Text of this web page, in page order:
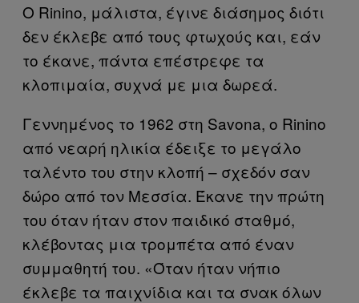
Ο Rinino, μάλιστα, έγινε διάσημος διότι
δεν έκλεβε από τους φτωχούς και, εάν
το έκανε, πάντα επέστρεφε τα
κλοπιμαία, συχνά με μια δωρεά.
Γεννημένος το 1962 στη Savona, ο Rinino
από νεαρή ηλικία έδειξε το μεγάλο
ταλέντο του στην κλοπή – σχεδόν σαν
δώρο από τον Μεσσία. Έκανε την πρώτη
του όταν ήταν στον παιδικό σταθμό,
κλέβοντας μια τρομπέτα από έναν
συμμαθητή του. «Όταν ήταν νήπιο
έκλεβε τα παιχνίδια και τα σνακ όλων